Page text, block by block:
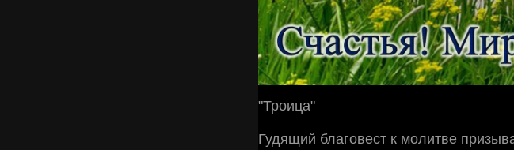
"Троица"
Гудящий благовест к молитве